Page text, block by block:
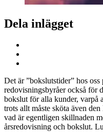
Dela inlägget
Det är ”bokslutstider” hos
redovisningsbyråer också för
bokslut för alla kunder, varpå
trots allt måste sköta även
vad är egentligen skillnaden
årsredovisning och bokslut.